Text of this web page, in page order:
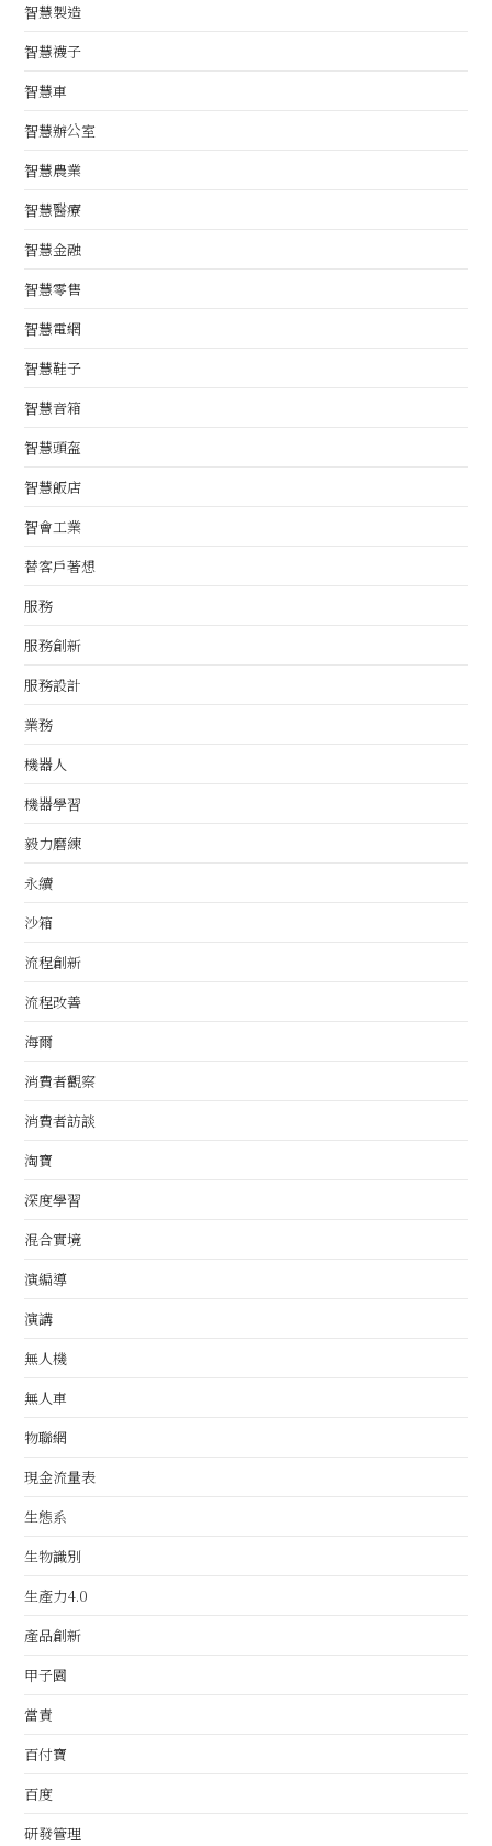
智慧製造
智慧襪子
智慧車
智慧辦公室
智慧農業
智慧醫療
智慧金融
智慧零售
智慧電網
智慧鞋子
智慧音箱
智慧頭盔
智慧飯店
智會工業
替客戶著想
服務
服務創新
服務設計
業務
機器人
機器學習
毅力磨練
永續
沙箱
流程創新
流程改善
海爾
消費者觀察
消費者訪談
淘寶
深度學習
混合實境
演編導
演講
無人機
無人車
物聯網
現金流量表
生態系
生物識別
生產力4.0
產品創新
甲子園
當責
百付寶
百度
研發管理